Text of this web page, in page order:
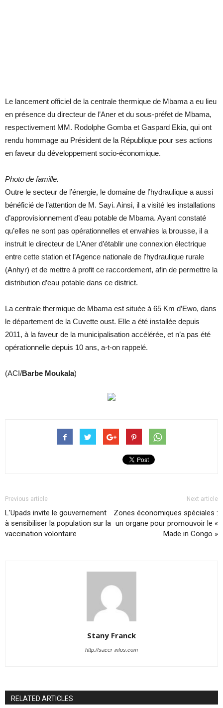
Le lancement officiel de la centrale thermique de Mbama a eu lieu
en présence du directeur de l’Aner et du sous-préfet de Mbama,
respectivement MM. Rodolphe Gomba et Gaspard Ekia, qui ont
rendu hommage au Président de la République pour ses actions
en faveur du développement socio-économique.
Photo de famille.
Outre le secteur de l’énergie, le domaine de l’hydraulique a aussi
bénéficié de l’attention de M. Sayi. Ainsi, il a visité les installations
d’approvisionnement d’eau potable de Mbama. Ayant constaté
qu’elles ne sont pas opérationnelles et envahies la brousse, il a
instruit le directeur de L’Aner d’établir une connexion électrique
entre cette station et l’Agence nationale de l’hydraulique rurale
(Anhyr) et de mettre à profit ce raccordement, afin de permettre la
distribution d’eau potable dans ce district.
La centrale thermique de Mbama est située à 65 Km d’Ewo, dans
le département de la Cuvette oust. Elle a été installée depuis
2011, à la faveur de la municipalisation accélérée, et n’a pas été
opérationnelle depuis 10 ans, a-t-on rappelé.
(ACI/Barbe Moukala)
Previous article
L’Upads invite le gouvernement
à sensibiliser la population sur la
vaccination volontaire
Next article
Zones économiques spéciales :
un organe pour promouvoir le «
Made in Congo »
Stany Franck
http://sacer-infos.com
RELATED ARTICLES